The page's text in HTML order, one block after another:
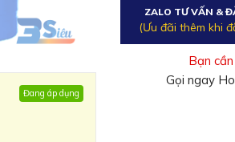
Đang áp dụng
ZALO TƯ VẤN &
(Ưu đãi thêm khi
Bạn
Gọi ngay